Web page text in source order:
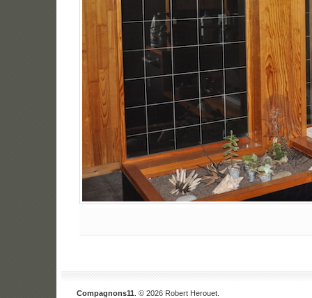
Compagnons11 . © 2026 Robert Herouet.